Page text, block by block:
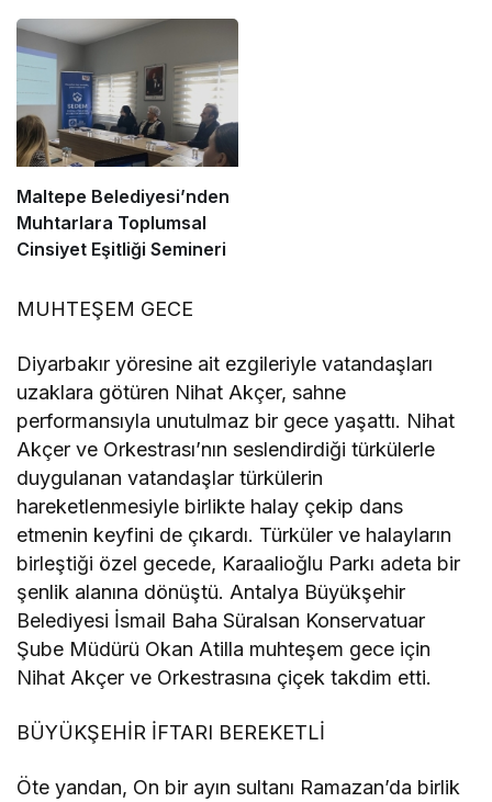
Maltepe Belediyesi’nden
Muhtarlara Toplumsal
Cinsiyet Eşitliği Semineri
MUHTEŞEM GECE
Diyarbakır yöresine ait ezgileriyle vatandaşları
uzaklara götüren Nihat Akçer, sahne
performansıyla unutulmaz bir gece yaşattı. Nihat
Akçer ve Orkestrası’nın seslendirdiği türkülerle
duygulanan vatandaşlar türkülerin
hareketlenmesiyle birlikte halay çekip dans
etmenin keyfini de çıkardı. Türküler ve halayların
birleştiği özel gecede, Karaalioğlu Parkı adeta bir
şenlik alanına dönüştü. Antalya Büyükşehir
Belediyesi İsmail Baha Süralsan Konservatuar
Şube Müdürü Okan Atilla muhteşem gece için
Nihat Akçer ve Orkestrasına çiçek takdim etti.
BÜYÜKŞEHİR İFTARI BEREKETLİ
Öte yandan, On bir ayın sultanı Ramazan’da birlik